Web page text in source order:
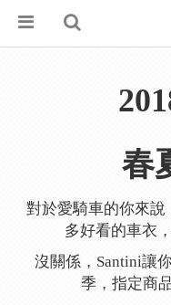
春
對於愛騎車的你來
多好看的車衣
沒關係，Santini讓
季，指定商